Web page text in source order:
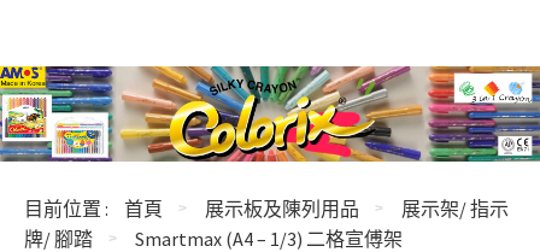
目前位置 : 首頁 展示板及陳列用品
展示架/ 指示
牌/ 腳踏
Smartmax (A4 – 1/3) 二格宣傅架